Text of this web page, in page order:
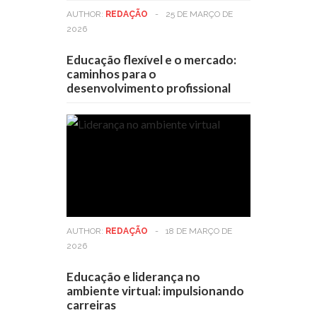
AUTHOR: REDAÇÃO -
25 DE MARÇO DE
2026
Educação flexível e o mercado:
caminhos para o
desenvolvimento profissional
AUTHOR: REDAÇÃO -
18 DE MARÇO DE
2026
Educação e liderança no
ambiente virtual: impulsionando
carreiras